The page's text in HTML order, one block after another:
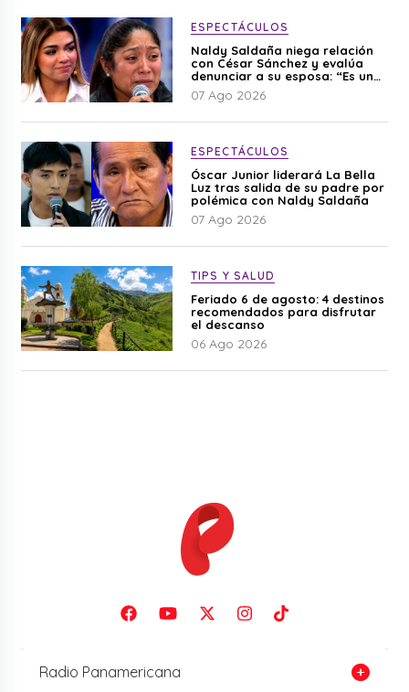
ESPECTÁCULOS
Naldy Saldaña niega relación
con César Sánchez y evalúa
denunciar a su esposa: “Es una
difamación”
07 Ago 2026
ESPECTÁCULOS
Óscar Junior liderará La Bella
Luz tras salida de su padre por
polémica con Naldy Saldaña
07 Ago 2026
TIPS Y SALUD
Feriado 6 de agosto: 4 destinos
recomendados para disfrutar
el descanso
06 Ago 2026
Radio Panamericana